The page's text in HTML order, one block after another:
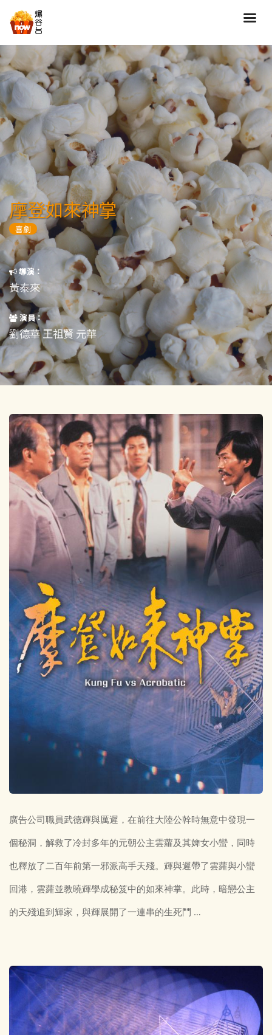
搜尋
全部類型
劇情
喜劇
動作
愛情
歷險
驚慄
恐怖
科幻
奇幻
動畫
家庭
寫實紀錄
歌舞
成人
運動
特別/特輯
短片
一般
其他
摩登如來神掌
喜劇
導演：
黃泰來
演員：
劉德華 王祖賢 元華
廣告公司職員武德輝與厲遲，在前往大陸公幹時無意中發現一
個秘洞，解救了冷封多年的元朝公主雲蘿及其婢女小蠻，同時
也釋放了二百年前第一邪派高手天殘。輝與遲帶了雲蘿與小蠻
回港，雲蘿並教曉輝學成秘笈中的如來神掌。此時，暗戀公主
的天殘追到輝家，與輝展開了一連串的生死鬥 …